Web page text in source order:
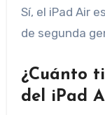
Sí, el iPad Air
de segunda
¿Cuánto
del iPad